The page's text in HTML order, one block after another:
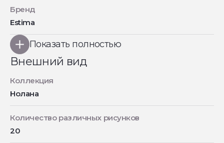
Бренд
Estima
Показать полностью
Внешний вид
Коллекция
Нолана
Количество различных рисунков
20